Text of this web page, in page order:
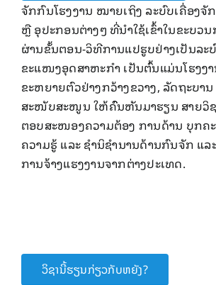
ຈັກກົນໂຮງງານ ໝາຍເຖິງ ລະບົບເຄື່ອງຈັ
ຫຼື ອຸປະກອນຕ່າງໆ ທີ່ນໍາໃຊ້ເຂົ້າໃນຂະບວ
ຜ່ານຂັ້ນຕອນ-ວິທີການແປຮູບຢ່າງເປັນລະ
ຂະແໜງອຸດສາຫະກໍາ ເປັນຕົ້ນແມ່ນໂຮງງ
ຂະຫຍາຍຕົວຢ່າງກວ້າງຂວາງ, ລັດຖະບານ
ສະໜັບສະໜູນ ໃຫ້ຄົົນຫັນມາຮຽນ ສາຍວິຊ
ຕອບສະໜອງຄວາມຕ້ອງ ການດ້ານ ບຸກຄ
ຄວາມຮູ້ ແລະ ຊໍານິຊໍານານດ້ານກົນຈັກ ແ
ການຈ້າງແຮງງານຈາກຕ່າງປະເທດ.
ວິຊານີ້ຮຽນກ່ຽວກັບຫຍັງ?